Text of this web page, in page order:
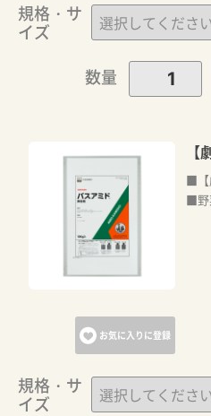
規格・サ
イズ
数量
お気に入りに登録
■【
■野
規格・サ
イズ
カートに追加